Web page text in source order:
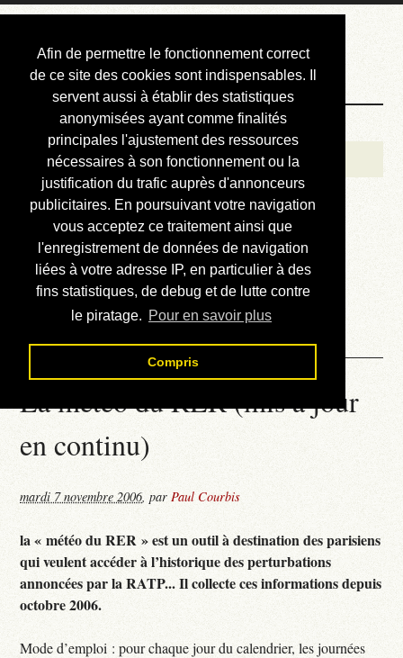
Afin de permettre le fonctionnement correct
de ce site des cookies sont indispensables. Il
servent aussi à établir des statistiques
anonymisées ayant comme finalités
principales l'ajustement des ressources
nécessaires à son fonctionnement ou la
justification du trafic auprès d'annonceurs
publicitaires. En poursuivant votre navigation
vous acceptez ce traitement ainsi que
l'enregistrement de données de navigation
liées à votre adresse IP, en particulier à des
fins statistiques, de debug et de lutte contre
le piratage. Pour en savoir plus
Compris
Courbis, « LE »
Blog Officiel
Bienvenue
Réalisations
Divers (et d’été)
Annonces
Liens externes
Téléchargement
Contact
La météo du RER (mis à jour
en continu)
mardi 7 novembre 2006,parPaul Courbis
la « météo du RER » est un outil à destination des parisiens
qui veulent accéder à l’historique des perturbations
annoncées par la RATP... Il collecte ces informations depuis
octobre 2006.
Mode d’emploi : pour chaque jour du calendrier, les journées